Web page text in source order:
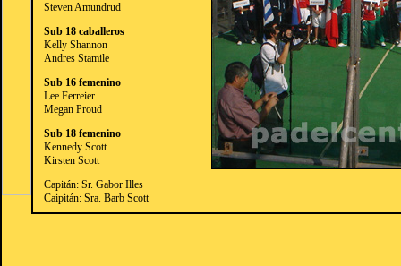
Steven Amundrud
Sub 18 caballeros
Kelly Shannon
Andres Stamile
Sub 16 femenino
Lee Ferreier
Megan Proud
Sub 18 femenino
Kennedy Scott
Kirsten Scott
Capitán: Sr. Gabor Illes
Caipitán: Sra. Barb Scott